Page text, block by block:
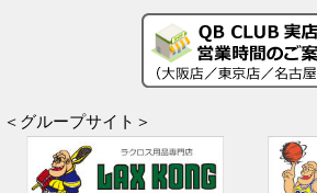
＜グループサイト＞